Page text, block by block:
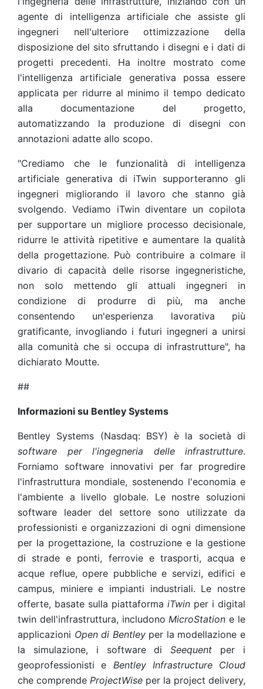
agente di intelligenza artificiale che assiste gli
ingegneri nell'ulteriore ottimizzazione della
disposizione del sito sfruttando i disegni e i dati di
progetti precedenti. Ha inoltre mostrato come
l'intelligenza artificiale generativa possa essere
applicata per ridurre al minimo il tempo dedicato
alla documentazione del progetto,
automatizzando la produzione di disegni con
annotazioni adatte allo scopo.
"Crediamo che le funzionalità di intelligenza
artificiale generativa di iTwin supporteranno gli
ingegneri migliorando il lavoro che stanno già
svolgendo. Vediamo iTwin diventare un copilota
per supportare un migliore processo decisionale,
ridurre le attività ripetitive e aumentare la qualità
della progettazione. Può contribuire a colmare il
divario di capacità delle risorse ingegneristiche,
non solo mettendo gli attuali ingegneri in
condizione di produrre di più, ma anche
consentendo un'esperienza lavorativa più
gratificante, invogliando i futuri ingegneri a unirsi
alla comunità che si occupa di infrastrutture", ha
dichiarato Moutte.
##
Informazioni su Bentley Systems
Bentley Systems (Nasdaq: BSY) è la società di
software per l'ingegneria delle infrastrutture.
Forniamo software innovativi per far progredire
l'infrastruttura mondiale, sostenendo l'economia e
l'ambiente a livello globale. Le nostre soluzioni
software leader del settore sono utilizzate da
professionisti e organizzazioni di ogni dimensione
per la progettazione, la costruzione e la gestione
di strade e ponti, ferrovie e trasporti, acqua e
acque reflue, opere pubbliche e servizi, edifici e
campus, miniere e impianti industriali. Le nostre
offerte, basate sulla piattaforma iTwin per i digital
twin dell'infrastruttura, includonoMicroStation e le
applicazioni Open di Bentley per la modellazione e
la simulazione, i software di Seequent per i
geoprofessionisti e Bentley Infrastructure Cloud
che comprende ProjectWise per la project delivery,